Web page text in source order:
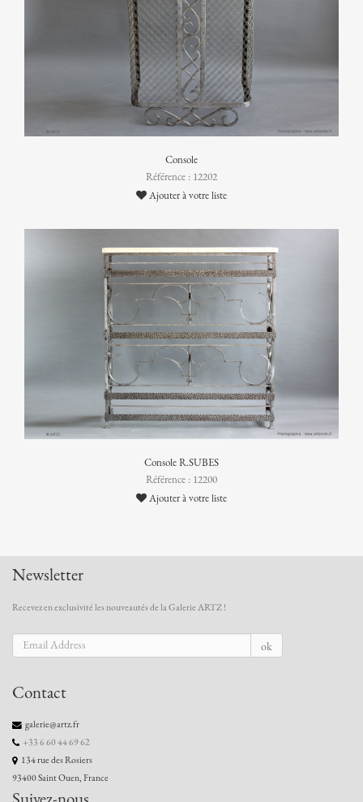
Console
Référence : 12202
Ajouter à votre liste
Console R.SUBES
Référence : 12200
Ajouter à votre liste
Newsletter
Recevez en exclusivité les nouveautés de la Galerie ARTZ !
ok
Contact
galerie@artz.fr
+33 6 60 44 69 62
134 rue des Rosiers
93400 Saint Ouen, France